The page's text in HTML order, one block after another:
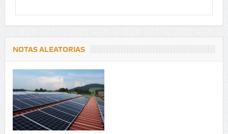
NOTAS ALEATORIAS